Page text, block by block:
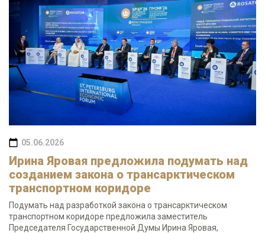
05.06.2026
Ирина Яровая предложила подумать над
созданием закона о трансарктическом
транспортном коридоре
Подумать над разработкой закона о трансарктическом
транспортном коридоре предложила заместитель
Председателя Государственной Думы Ирина Яровая,